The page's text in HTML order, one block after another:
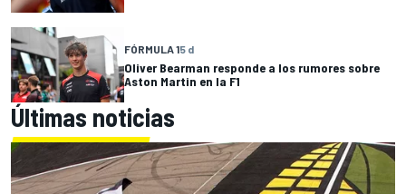
FÓRMULA 15 d
Oliver Bearman responde a los rumores sobre
Aston Martin en la F1
Últimas noticias